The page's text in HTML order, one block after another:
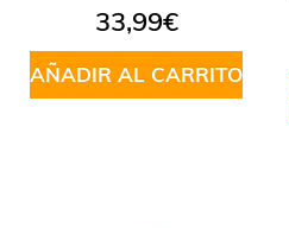
33,99€
AÑADIR AL CARRITO